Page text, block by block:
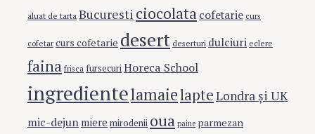
aluat de tartaBucuresti ciocolata cofetarie curs
cofetar curs cofetarie desert deserturi dulciuri eclere
faina frisca fursecuriHoreca School
ingredientelamaielapteLondra şi UK
mic-dejun miere mirodenii oua paine parmezan